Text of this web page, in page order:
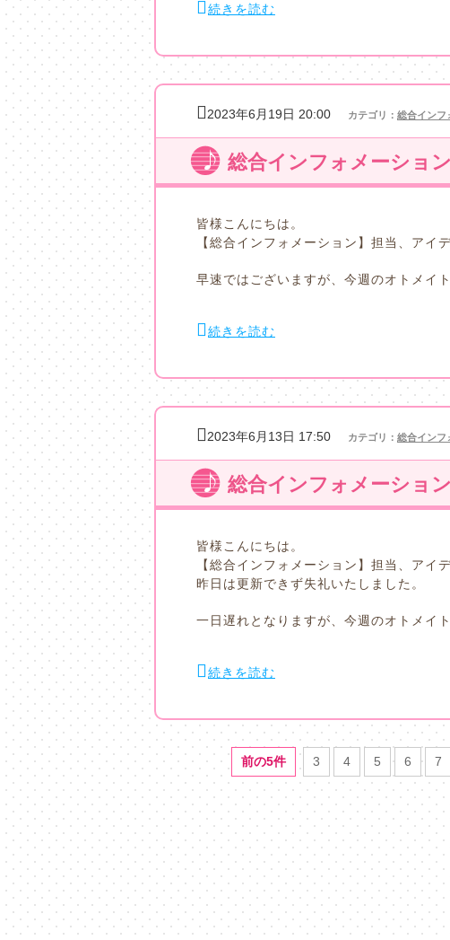
続きを読む
2023年6月19日 20:00 カテゴリ： 総合インフ
総合インフォメーショ
皆様こんにちは。
【総合インフォメーション】担当、アイ
早速ではございますが、今週のオトメイ
続きを読む
2023年6月13日 17:50 カテゴリ： 総合インフ
総合インフォメーショ
皆様こんにちは。
【総合インフォメーション】担当、アイ
昨日は更新できず失礼いたしました。
一日遅れとなりますが、今週のオトメイ
続きを読む
前の5件 3 4 5 6 7